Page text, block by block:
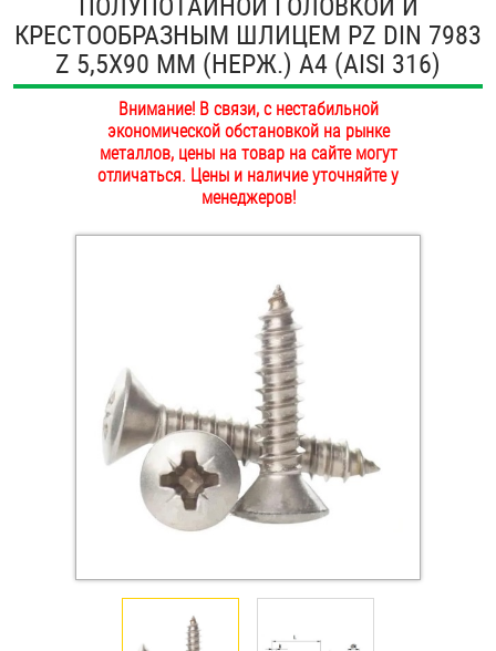
ОПЛАТА И ДОСТАВКА
НАШИ МАГАЗИНЫ
Втулки
Гайки
Дюбели
Дюймовый крепёж
Крюки, кольца с метрической резьбой
Крюки, кольца с шурупной резьбой
КРЕСТООБРАЗНЫМ ШЛИЦЕМ PZ DIN 7983
Z 5,5Х90 ММ (НЕРЖ.) A4 (AISI 316)
Внимание! В связи, с нестабильной
экономической обстановкой на рынке
металлов, цены на товар на сайте могут
отличаться. Цены и наличие уточняйте у
менеджеров!